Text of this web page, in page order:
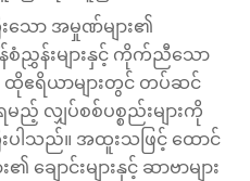
သော အမှုဏ်များ၏
စံညွှန်းများနှင့် ကိုက်ညီသော
ထိုဧရိယာများတွင် တပ်ဆင်
ည့် လျှပ်စစ်ပစ္စည်းများကို
ါသည်။ အထူးသဖြင့် ထောင်
ချောင်းများနှင့် ဆာဗာများ